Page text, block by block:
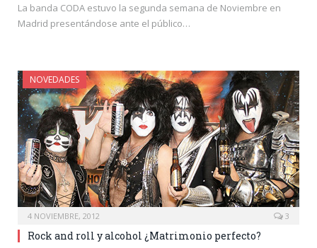
La banda CODA estuvo la segunda semana de Noviembre en
Madrid presentándose ante el público…
NOVEDADES
4 NOVIEMBRE, 2012 3
Rock and roll y alcohol ¿Matrimonio perfecto?